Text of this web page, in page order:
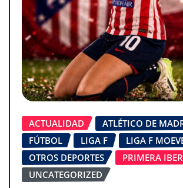
ACTUALIDAD
ATLÉTICO DE
FÚTBOL
LIGA F
LIGA F
OTROS DEPORTES
PRIMERA
UNCATEGORIZED